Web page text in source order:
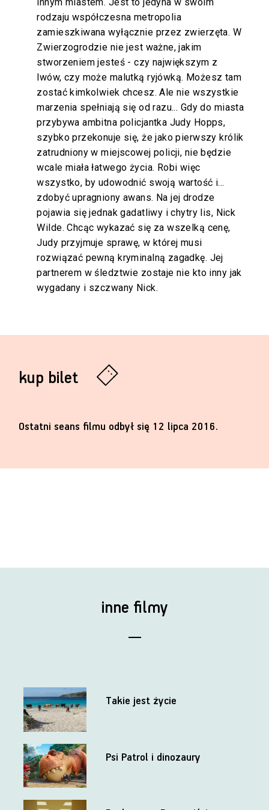
kup bilet
Ostatni seans filmu odbył się 12 lipca 2016.
rodzaju współczesna metropolia
zamieszkiwana wyłącznie przez zwierzęta. W
Zwierzogrodzie nie jest ważne, jakim
stworzeniem jesteś - czy największym z
lwów, czy może malutką ryjówką. Możesz tam
zostać kimkolwiek chcesz. Ale nie wszystkie
marzenia spełniają się od razu... Gdy do miasta
przybywa ambitna policjantka Judy Hopps,
szybko przekonuje się, że jako pierwszy królik
zatrudniony w miejscowej policji, nie będzie
wcale miała łatwego życia. Robi więc
wszystko, by udowodnić swoją wartość i...
zdobyć upragniony awans. Na jej drodze
pojawia się jednak gadatliwy i chytry lis, Nick
Wilde. Chcąc wykazać się za wszelką cenę,
Judy przyjmuje sprawę, w której musi
rozwiązać pewną kryminalną zagadkę. Jej
partnerem w śledztwie zostaje nie kto inny jak
wygadany i szczwany Nick.
inne filmy
Takie jest życie
Psi Patrol i dinozaury